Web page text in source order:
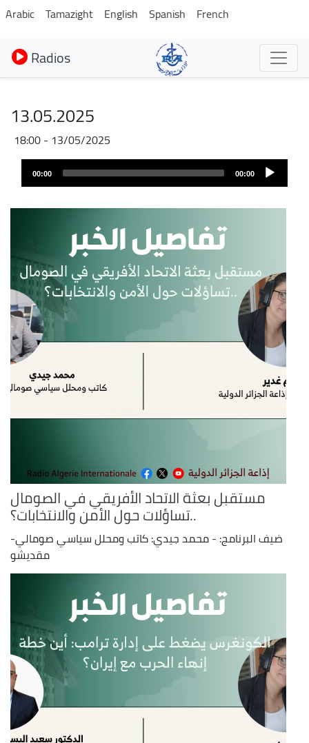
Aller
au
contenu
principal
Arabic Tamazight English Spanish French
Radios
13.05.2025
13/05/2025 - 18:00
Fichier
audio
00:00
00:00
مستقبل بعثة الاتحاد الأفريقي في الصومال
..تساؤلات حول الأمن والانتخابات؟
ضيف البرنامج: - محمد جيدي: كاتب ومحلل سياسي صومالي-
مقديشو